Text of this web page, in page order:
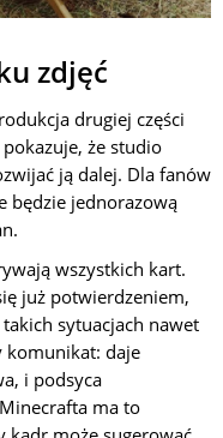
zdjęć
drugiej części
że studio
ją dalej. Dla fanów
będzie jednorazową
wszystkich kart.
już potwierdzeniem,
sytuacjach nawet
komunikat: daje
i podsyca
ma to